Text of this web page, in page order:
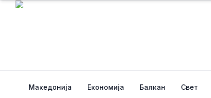
Македонија Економија Балкан Свет